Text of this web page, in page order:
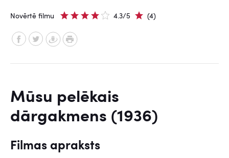
Novērtē filmu 4.3/5 (4)
Mūsu pelēkais
dārgakmens (1936)
Filmas apraksts